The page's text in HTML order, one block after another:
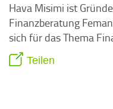
Hava Misimi ist
Finanzberatung
sich für das Thema
Teilen